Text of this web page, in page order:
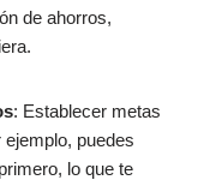
de ahorros,
: Establecer metas
puedes
lo que te